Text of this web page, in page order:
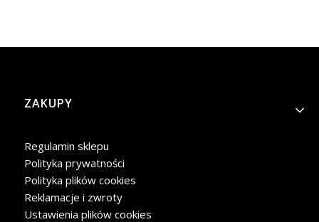
Linki w stopce
ZAKUPY
Regulamin sklepu
Polityka prywatności
Polityka plików cookies
Reklamacje i zwroty
Ustawienia plików cookies